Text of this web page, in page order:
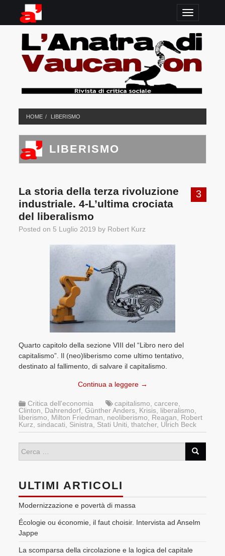
TOGGLE
HOME LIBERISMO
LIBERISMO
3
La storia della terza rivoluzione
industriale. 4-L’ultima crociata
del liberalismo
Posted on 5 Luglio 2019 by Robert Kurz
Quarto capitolo della sezione VIII del “Libro nero del
capitalismo”. Il (neo)liberismo come ultimo tentativo,
destinato al fallimento, di salvare il capitalismo.
Continua a leggere →
Critica dell'economia capitalismo ,carcere
Clinton
Dahrendorf ,Günther Anders Krisis liberalismo
liberismo
Milton Friedman neoliberismo Reagan
Robert
Kurz ,sindacati Sinistra Stati Uniti ,thatcher, Ulrich Beck
ULTIMI ARTICOLI
Modernizzazione e povertà di massa
Écologie ou économie, il faut choisir. Intervista ad Anselm
Jappe
La scomparsa della circolazione e la logica del capitale